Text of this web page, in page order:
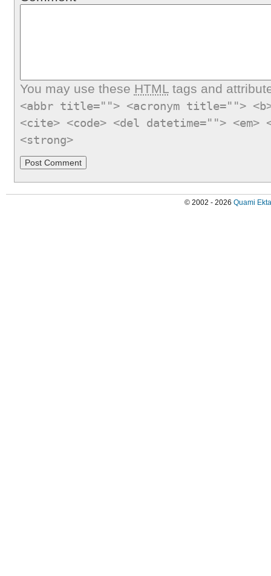
You may use these HTMLtags and
<abbr title=""> <acronym title="">
<cite> <code> <del datetime="">
<strong>
© 2002 - 2026 Quami